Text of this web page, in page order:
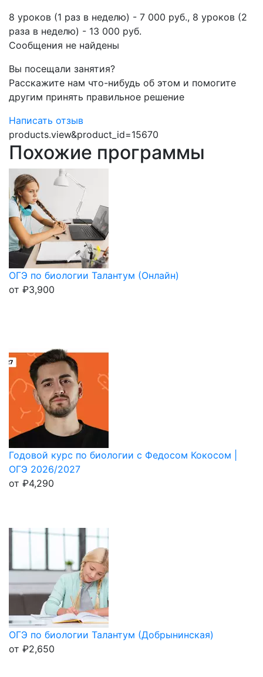
​8 уроков (1 раз в неделю) - 7 000 руб., 8 уроков (2
раза в неделю) - 13 000 руб.​​​​
Сообщения не найдены
Вы посещали занятия?
Расскажите нам что-нибудь об этом и помогите
другим принять правильное решение
Написать отзыв
products.view&product_id=15670
Похожие программы
ОГЭ по биологии Талантум (Онлайн)
от ₽3,900
Годовой курс по биологии с Федосом Кокосом |
ОГЭ 2026/2027
от ₽4,290
ОГЭ по биологии Талантум (Добрынинская)
от ₽2,650